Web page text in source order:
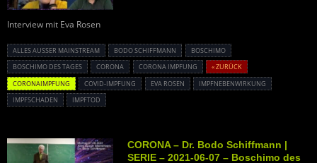
Interview mit Eva Rosen
ALLES AUSSER MAINSTREAM BODO SCHIFFMANN
BOSCHIMO
BOSCHIMO DES TAGES
CORONA CORONA IMPFUNG
« ZURÜCK
CORONAIMPFUNG
COVID-IMPFUNG EVA ROSEN
IMPFNEBENWIRKUNG
IMPFSCHADEN
IMPFTOD
CORONA – Dr. Bodo Schiffmann |
SERIE – 2021-06-07 – Boschimo des